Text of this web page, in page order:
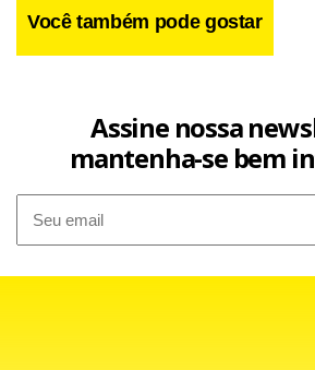
"Será um jogo difícil, mas estamos
é buscar o título e ser campeão de
Você também pode gostar
Assine nossa
mantenha-se bem